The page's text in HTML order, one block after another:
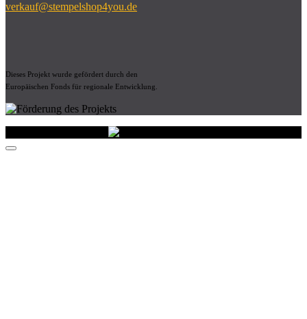
verkauf@stempelshop4you.de
Dieses Projekt wurde gefördert durch den
Europäischen Fonds für regionale Entwicklung.